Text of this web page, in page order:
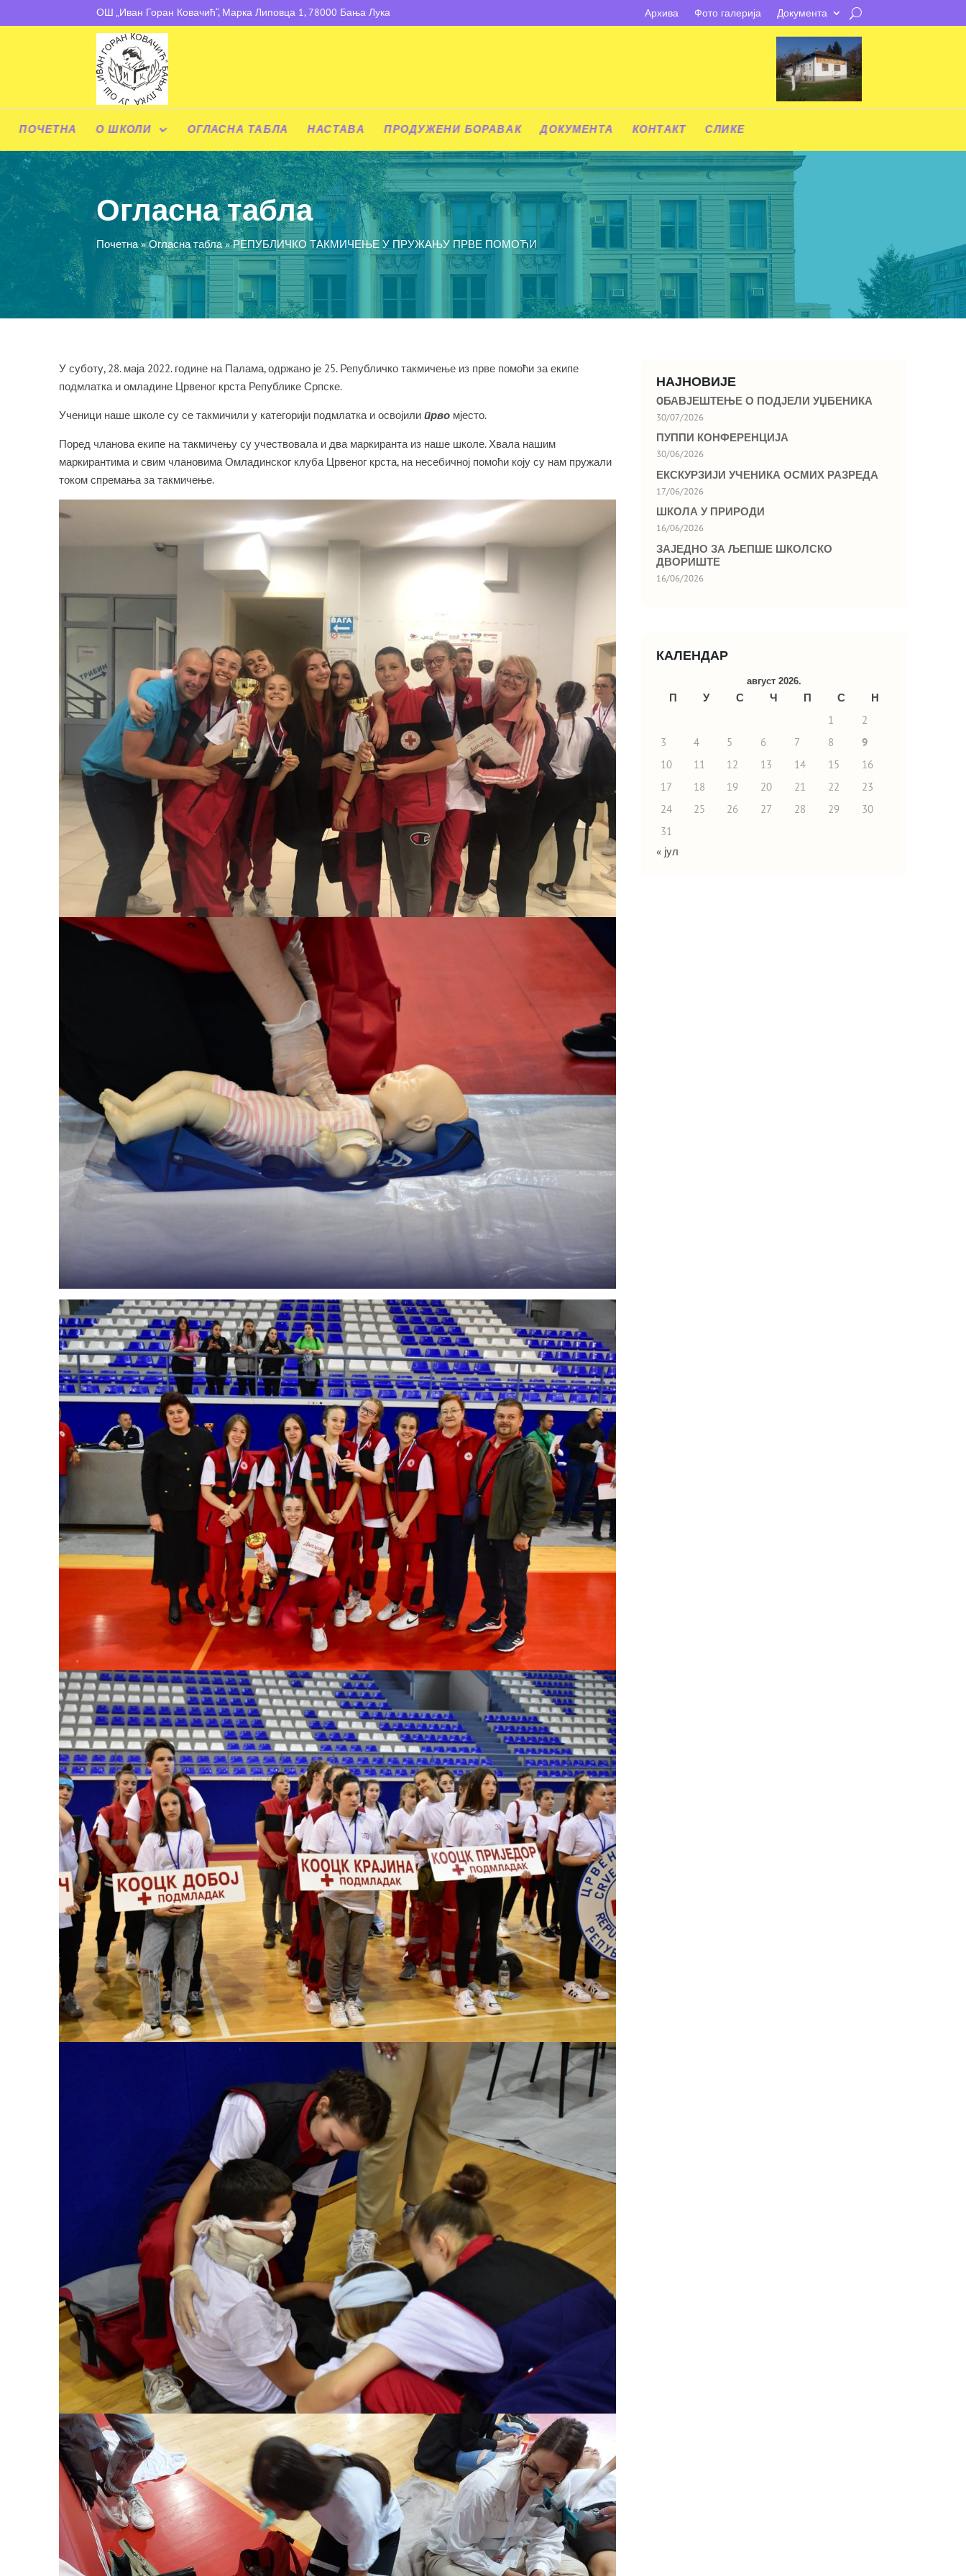
ОШ „Иван Горан Ковачић“, Марка Липовца 1, 78000 Бања Лука Архива Фото галерија Документа
ПОЧЕТНА О ШКОЛИ ОГЛАСНА ТАБЛА НАСТАВА ПРОДУЖЕНИ БОРАВАК ДОКУМЕНТА КОНТАКТ СЛИКЕ
Огласна табла
Почетна»Огласна табла»РЕПУБЛИЧКО ТАКМИЧЕЊЕ У ПРУЖАЊУ ПРВЕ ПОМОЋИ
У суботу, 28. маја 2022. године на Палама, одржано је 25. Републичко такмичење из прве помоћи за екипе
подмлатка и омладине Црвеног крста Републике Српске.
Ученици наше школе су се такмичили у категорији подмлатка и освојили прво мјесто.
Поред чланова екипе на такмичењу су учествовала и два маркиранта из наше школе. Хвала нашим
маркирантима и свим члановима Омладинског клуба Црвеног крста, на несебичној помоћи коју су нам пружали
током спремања за такмичење.
НАЈНОВИЈЕ
OБАВЈЕШТЕЊЕ О ПОДЈЕЛИ УЏБЕНИКА
30/07/2026
ПУППИ КОНФЕРЕНЦИЈА
30/06/2026
ЕКСКУРЗИЈИ УЧЕНИКА ОСМИХ РАЗРЕДА
17/06/2026
ШКОЛА У ПРИРОДИ
16/06/2026
ЗАЈЕДНО ЗА ЉЕПШЕ ШКОЛСКО
ДВОРИШТЕ
16/06/2026
КАЛЕНДАР
август 2026.
П У С Ч П С
Н
1
2
3
4 5 6 7 8
9
10
11 12 13 14 15
16
17
18 19 20 21 22
23
24
25 26 27 28 29
30
31
« јул